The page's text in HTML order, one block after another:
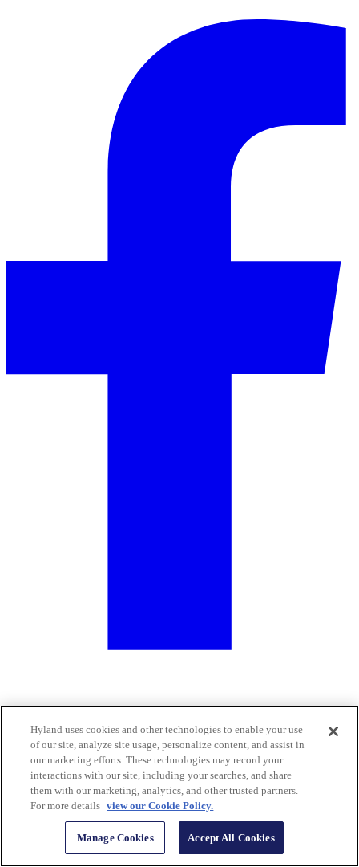
Hyland uses cookies and other technologies to enable your use
of our site, analyze site usage, personalize content, and assist in
our marketing efforts. These technologies may record your
interactions with our site, including your searches, and share
them with our marketing, analytics, and other trusted partners.
For more details view our Cookie Policy.
Manage Cookies Accept All Cookies